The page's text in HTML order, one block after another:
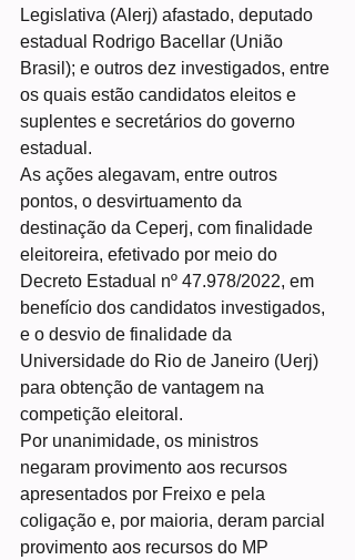
Legislativa (Alerj) afastado, deputado
estadual Rodrigo Bacellar (União
Brasil); e outros dez investigados, entre
os quais estão candidatos eleitos e
suplentes e secretários do governo
estadual.
As ações alegavam, entre outros
pontos, o desvirtuamento da
destinação da Ceperj, com finalidade
eleitoreira, efetivado por meio do
Decreto Estadual nº 47.978/2022, em
benefício dos candidatos investigados,
e o desvio de finalidade da
Universidade do Rio de Janeiro (Uerj)
para obtenção de vantagem na
competição eleitoral.
Por unanimidade, os ministros
negaram provimento aos recursos
apresentados por Freixo e pela
coligação e, por maioria, deram parcial
provimento aos recursos do MP